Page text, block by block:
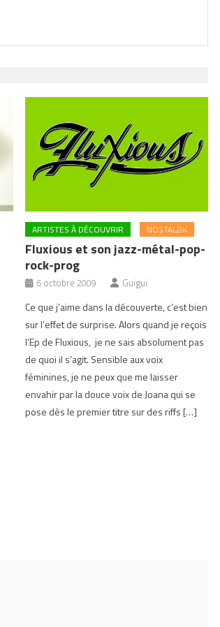
ARTISTES À DÉCOUVRIR NOSTALZIK
Fluxious et son jazz-métal-pop-
rock-prog
6 octobre 2009 Guigui
Ce que j’aime dans la découverte, c’est bien
sur l’effet de surprise. Alors quand je reçois
l’Ep de Fluxious, je ne sais absolument pas
de quoi il s’agit. Sensible aux voix
féminines, je ne peux que me laisser
envahir par la douce voix de Joana qui se
pose dès le premier titre sur des riffs […]